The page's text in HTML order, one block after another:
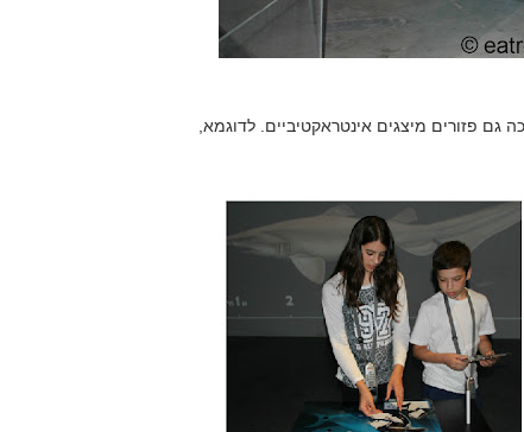
פזורים מיצגים אינטראקטיביים. לדוגמא,